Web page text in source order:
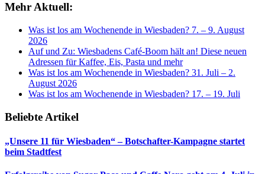
Mehr Aktuell:
Was ist los am Wochenende in Wiesbaden? 7. – 9. August
2026
Auf und Zu: Wiesbadens Café-Boom hält an! Diese neuen
Adressen für Kaffee, Eis, Pasta und mehr
Was ist los am Wochenende in Wiesbaden? 31. Juli – 2.
August 2026
Was ist los am Wochenende in Wiesbaden? 17. – 19. Juli
Beliebte Artikel
„Unsere 11 für Wiesbaden“ – Botschafter-Kampagne startet
beim Stadtfest